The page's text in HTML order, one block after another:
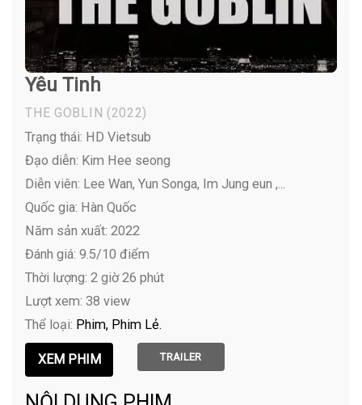
Yêu Tinh
THE GOBLIN (2022)
Trạng thái: HD Vietsub
Đạo diễn: Kim Hee seong
Diễn viên: Lee Wan, Yun Songa, Im Jung eun ,...
Quốc gia: Hàn Quốc
Năm sản xuất: 2022
Đánh giá: 9.5/10 điểm
Thời lượng: 2 giờ 26 phút
Lượt xem: 38 view
Thể loại: Phim Phim Lẻ
TRAILER